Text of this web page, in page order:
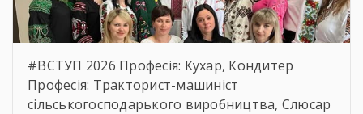
#ВСТУП 2026 Професія: Кухар, Кондитер
Професія: Тракторист-машиніст
сільськогосподарького виробництва, Слюсар